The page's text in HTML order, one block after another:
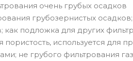
очень грубых осадков
грубозернистых
как подложка для других
используется для
не грубого фильтрования